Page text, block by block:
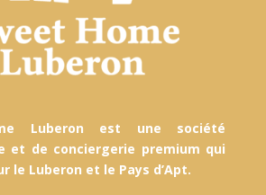
Luberon est une société
et de conciergerie premium qui
le Luberon et le Pays d’Apt.